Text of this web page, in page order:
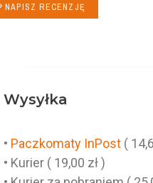
NAPISZ RECENZJĘ
Wysyłka
• Paczkomaty InPost (
• Kurier ( 19,00 zł )